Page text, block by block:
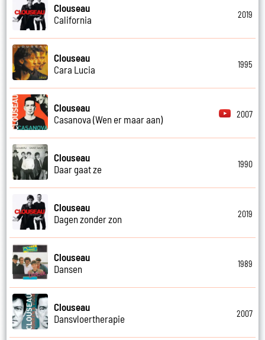
Clouseau
California
2019
Clouseau
Cara Lucia
1995
Clouseau
Casanova (Wen er maar aan)
2007
Clouseau
Daar gaat ze
1990
Clouseau
Dagen zonder zon
2019
Clouseau
Dansen
1989
Clouseau
Dansvloertherapie
2007